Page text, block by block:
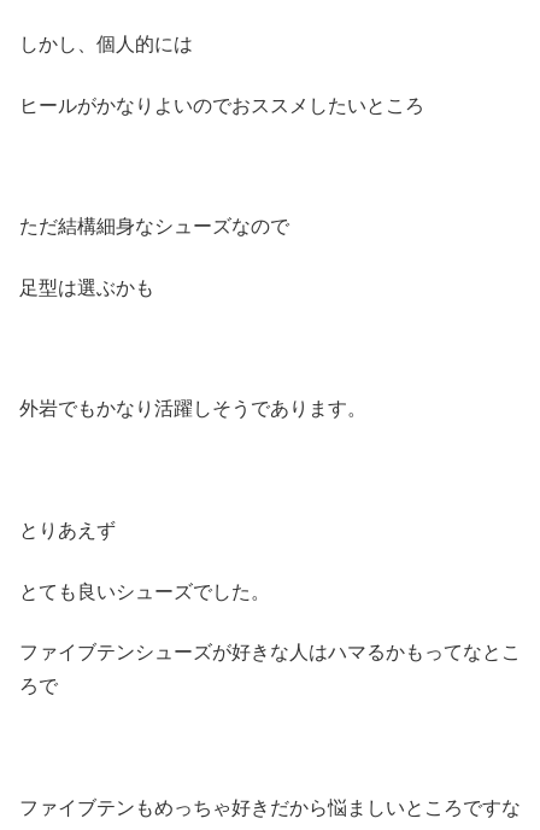
しかし、個人的には
ヒールがかなりよいのでおススメしたいところ
ただ結構細身なシューズなので
足型は選ぶかも
外岩でもかなり活躍しそうであります。
とりあえず
とても良いシューズでした。
ファイブテンシューズが好きな人はハマるかもってなとこ
ろで
ファイブテンもめっちゃ好きだから悩ましいところですな